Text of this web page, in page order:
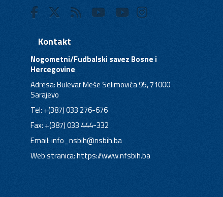
Kontakt
Nogometni/Fudbalski savez Bosne i
Hercegovine
Adresa: Bulevar Meše Selimovića 95, 71000
Sarajevo
Tel: +(387) 033 276-676
Fax: +(387) 033 444-332
Email:info_nsbih@nsbih.ba
Web stranica: https://www.nfsbih.ba